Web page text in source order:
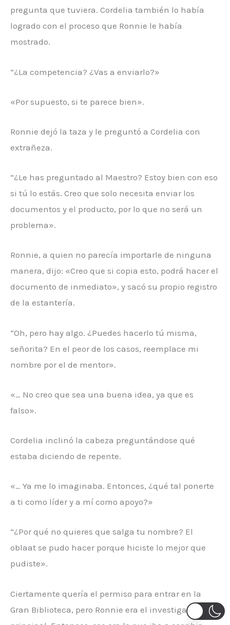
pregunta que tuviera. Cordelia también lo había
logrado con el proceso que Ronnie le había
mostrado.
“¿La competencia? ¿Vas a enviarlo?»
«Por supuesto, si te parece bien».
Ronnie dejó la taza y le preguntó a Cordelia con
extrañeza.
“¿Le has preguntado al Maestro? Estoy bien con eso
si tú lo estás. Creo que solo necesita enviar los
documentos y el producto, por lo que no será un
problema».
Ronnie, a quien no parecía importarle de ninguna
manera, dijo: «Creo que si copia esto, podrá hacer el
documento de inmediato», y sacó su propio registro
de la estantería.
“Oh, pero hay algo. ¿Puedes hacerlo tú misma,
señorita? En el peor de los casos, reemplace mi
nombre por el de mentor».
«… No creo que sea una buena idea, ya que es
falso».
Cordelia inclinó la cabeza preguntándose qué
estaba diciendo de repente.
«… Ya me lo imaginaba. Entonces, ¿qué tal ponerte
a ti como líder y a mí como apoyo?»
“¿Por qué no quieres que salga tu nombre? El
oblaat se pudo hacer porque hiciste lo mejor que
pudiste».
Ciertamente quería el permiso para entrar en la
Gran Biblioteca, pero Ronnie era el investigador